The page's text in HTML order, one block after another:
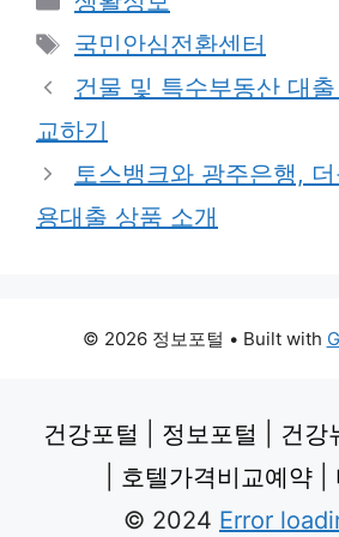
Tags
국민안심전환센터
건물 및 특수부동산 대
교하기
토스뱅크와 광주은행,
용대출 상품 소개
© 2026 정보포털 • Built with
건강포털 정보포털 건강
호텔가격비교예약
© 2024 Error